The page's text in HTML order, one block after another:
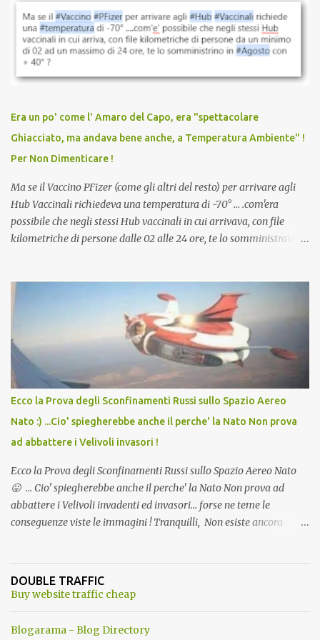
vaccinazione. Non avevamo mai sentito parlare di ricompense,
sconti, incentivi per vaccinarsi. Non avevamo mai visto
discriminazioni per coloro che non l’hanno fatto. Se non sei stato
vaccinato, nessuno aveva prima cercato di farti sentire una
persona cattiva. Non avevamo mai visto un vaccino che minacci le
vaccino usato per minacciare i mezzi di sussistenza, il lavoro o la
scuola. Non avevamo mai visto un vaccino che permettesse a un
dodicenne di ignorare il consenso dei genitori. Dopo tutti i vaccini
che abbiamo elencato sopra...
Era un po' come l' Amaro del Capo, era "spettacolare
Ghiacciato, ma andava bene anche, a Temperatura Ambiente" !
Per Non Dimenticare !
Ma se il Vaccino PFizer (come gli altri del resto) per arrivare agli
Hub Vaccinali richiedeva una temperatura di -70° ... .com'era
possibile che negli stessi Hub vaccinali in cui arrivava, con file
kilometriche di persone dalle 02 alle 24 ore, te lo somministravano
Vaccino come: l' Amaro del Capo, era "spettacolare Ghiacciato, ma
andava bene anche, a Temperatura Ambiente"! Riproponiamo
l'articolo per NON Dimenticare!
Ecco la Prova degli Sconfinamenti Russi sullo Spazio Aereo
Nato :) ...Cio' spiegherebbe anche il perche' la Nato Non prova
ad abbattere i Velivoli invasori !
Ecco la Prova degli Sconfinamenti Russi sullo Spazio Aereo Nato
😛 ... Cio' spiegherebbe anche il perche' la Nato Non prova ad
abbattere i Velivoli invadenti ed invasori... forse ne teme le
conseguenze viste le immagini ! Tranquilli, Non esiste ancora
ancora una fantasia Nato o forse una "False Flag", per provocare
una guerra mondiale che difficilmente da menti sane, potrebbe
DOUBLE TRAFFIC
Buy website traffic cheap
Blogarama - Blog Directory